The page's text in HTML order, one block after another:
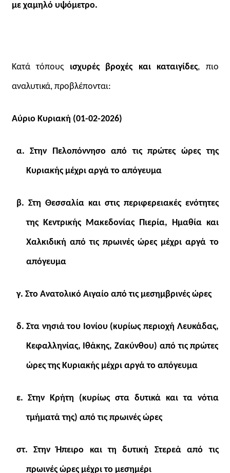
με χαμηλό υψόμετρο.
Κατά τόπους ισχυρές βροχές και καταιγίδες, πιο
αναλυτικά, προβλέπονται:
Αύριο Κυριακή (01-02-2026)
α. Στην Πελοπόννησο από τις πρώτες ώρες της
Κυριακής μέχρι αργά το απόγευμα
β. Στη Θεσσαλία και στις περιφερειακές ενότητες
της Κεντρικής Μακεδονίας Πιερία, Ημαθία και
Χαλκιδική από τις πρωινές ώρες μέχρι αργά το
απόγευμα
γ. Στο Ανατολικό Αιγαίο από τις μεσημβρινές ώρες
δ. Στα νησιά του Ιονίου (κυρίως περιοχή Λευκάδας,
Κεφαλληνίας, Ιθάκης, Ζακύνθου) από τις πρώτες
ώρες της Κυριακής μέχρι αργά το απόγευμα
ε. Στην Κρήτη (κυρίως στα δυτικά και τα νότια
τμήματά της) από τις πρωινές ώρες
στ. Στην Ήπειρο και τη δυτική Στερεά από τις
πρωινές ώρες μέχρι το μεσημέρι